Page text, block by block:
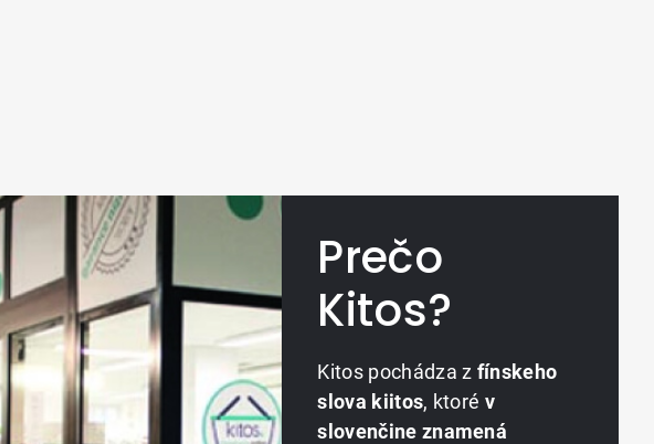
Prečo
Kitos?
Kitos pochádza z fínskeho
slova kiitos, ktoré v
slovenčine znamená